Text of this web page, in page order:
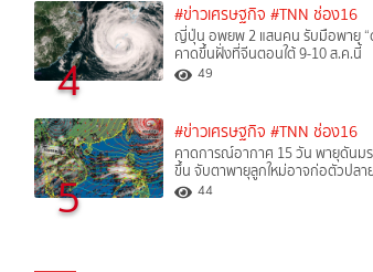
4
#ข่าวเศรษฐกิจ #TNN ช่อง16
ญี่ปุ่น อพยพ 2 แสนคน รับมือพายุ “
คาดขึ้นฝั่งที่จีนตอนใต้ 9-10 ส.ค.นี้
49
5
#ข่าวเศรษฐกิจ #TNN ช่อง16
คาดการณ์อากาศ 15 วัน พายุดันม
ขึ้น จับตาพายุลูกใหม่อาจก่อตัวปลา
44